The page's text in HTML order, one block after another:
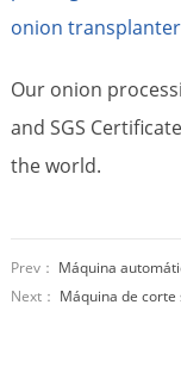
onion transplanter
Our onion
and SGS
the world.
Prev： Máquina
Next： Máquina de